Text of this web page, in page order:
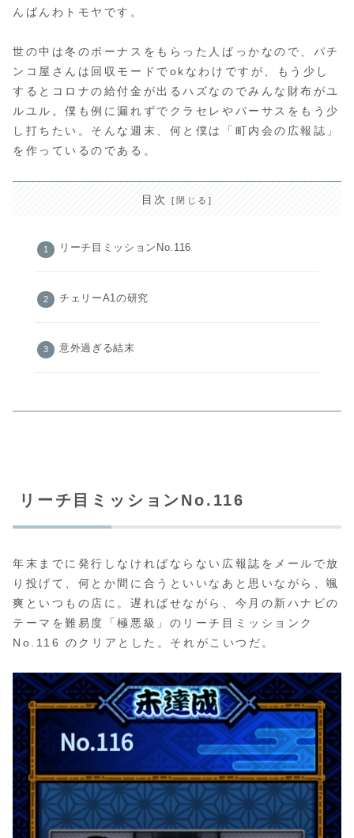
んばんわトモヤです。
世の中は冬のボーナスをもらった人ばっかなので、パチ
ンコ屋さんは回収モードでokなわけですが、もう少し
するとコロナの給付金が出るハズなのでみんな財布がユ
ルユル。僕も例に漏れずでクラセレやバーサスをもう少
し打ちたい。そんな週末、何と僕は「町内会の広報誌」
を作っているのである。
目次
リーチ目ミッションNo.116
チェリーA1の研究
意外過ぎる結末
リーチ目ミッションNo.116
年末までに発行しなければならない広報誌をメールで放
り投げて、何とか間に合うといいなあと思いながら、颯
爽といつもの店に。遅ればせながら、今月の新ハナビの
テーマを難易度「極悪級」のリーチ目ミッションク
No.116 のクリアとした。それがこいつだ。